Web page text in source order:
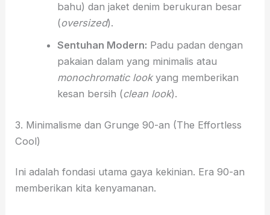
bahu) dan jaket denim berukuran besar
(oversized).
Sentuhan Modern: Padu padan dengan
pakaian dalam yang minimalis atau
monochromatic lookyang memberikan
kesan bersih (clean look).
3. Minimalisme dan Grunge 90-an (The Effortless
Cool)
Ini adalah fondasi utama gaya kekinian. Era 90-an
memberikan kita kenyamanan.